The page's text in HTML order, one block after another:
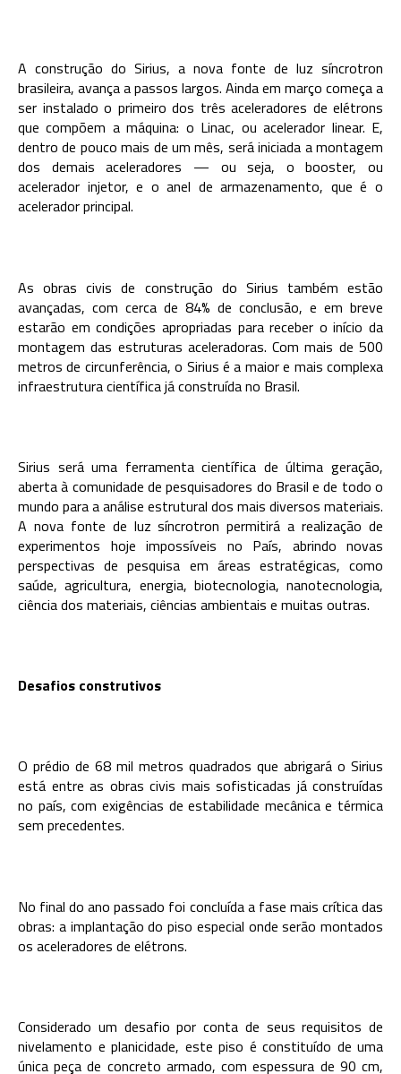
A construção do Sirius, a nova fonte de luz síncrotron
brasileira, avança a passos largos. Ainda em março começa a
ser instalado o primeiro dos três aceleradores de elétrons
que compõem a máquina: o Linac, ou acelerador linear. E,
dentro de pouco mais de um mês, será iniciada a montagem
dos demais aceleradores — ou seja, o booster, ou
acelerador injetor, e o anel de armazenamento, que é o
acelerador principal.
As obras civis de construção do Sirius também estão
avançadas, com cerca de 84% de conclusão, e em breve
estarão em condições apropriadas para receber o início da
montagem das estruturas aceleradoras. Com mais de 500
metros de circunferência, o Sirius é a maior e mais complexa
infraestrutura científica já construída no Brasil.
Sirius será uma ferramenta científica de última geração,
aberta à comunidade de pesquisadores do Brasil e de todo o
mundo para a análise estrutural dos mais diversos materiais.
A nova fonte de luz síncrotron permitirá a realização de
experimentos hoje impossíveis no País, abrindo novas
perspectivas de pesquisa em áreas estratégicas, como
saúde, agricultura, energia, biotecnologia, nanotecnologia,
ciência dos materiais, ciências ambientais e muitas outras.
Desafios construtivos
O prédio de 68 mil metros quadrados que abrigará o Sirius
está entre as obras civis mais sofisticadas já construídas
no país, com exigências de estabilidade mecânica e térmica
sem precedentes.
No final do ano passado foi concluída a fase mais crítica das
obras: a implantação do piso especial onde serão montados
os aceleradores de elétrons.
Considerado um desafio por conta de seus requisitos de
nivelamento e planicidade, este piso é constituído de uma
única peça de concreto armado, com espessura de 90 cm,